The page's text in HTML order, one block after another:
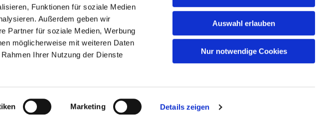
Funktionen für soziale Medien
Außerdem geben wir
Partner für soziale Medien, Werbung
möglicherweise mit weiteren Daten
Ihrer Nutzung der Dienste
Marketing Details zeigen
Auswahl erlauben
Nur notwendige Cookies